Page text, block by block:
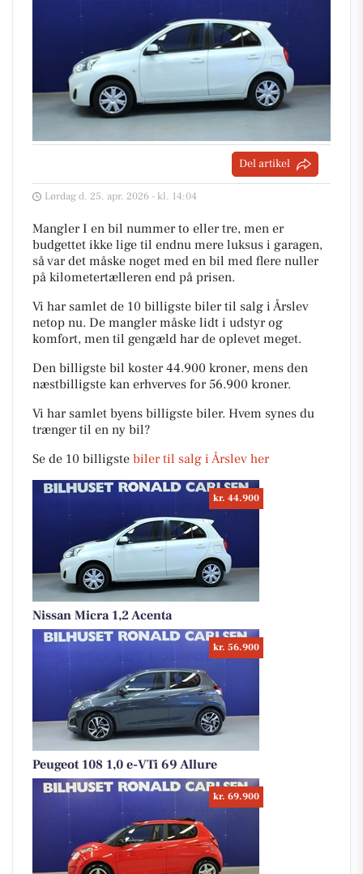
Del artikel
Lørdag d. 25. apr. 2026 - kl. 14:04
Mangler I en bil nummer to eller tre, men er
budgettet ikke lige til endnu mere luksus i garagen,
så var det måske noget med en bil med flere nuller
på kilometertælleren end på prisen.
Vi har samlet de 10 billigste biler til salg i Årslev
netop nu. De mangler måske lidt i udstyr og
komfort, men til gengæld har de oplevet meget.
Den billigste bil koster 44.900 kroner, mens den
næstbilligste kan erhverves for 56.900 kroner.
Vi har samlet byens billigste biler. Hvem synes du
trænger til en ny bil?
Se de 10 billigste biler til salg i Årslev her
kr. 44.900
Nissan Micra 1,2 Acenta
kr. 56.900
Peugeot 108 1,0 e-VTi 69 Allure
kr. 69.900